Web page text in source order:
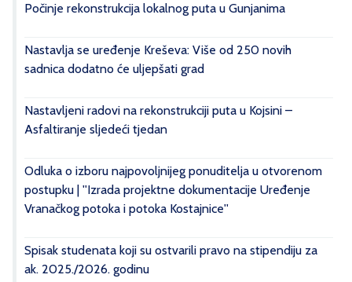
Počinje rekonstrukcija lokalnog puta u Gunjanima
Nastavlja se uređenje Kreševa: Više od 250 novih
sadnica dodatno će uljepšati grad
Nastavljeni radovi na rekonstrukciji puta u Kojsini –
Asfaltiranje sljedeći tjedan
Odluka o izboru najpovoljnijeg ponuditelja u otvorenom
postupku | ''Izrada projektne dokumentacije Uređenje
Vranačkog potoka i potoka Kostajnice''
Spisak studenata koji su ostvarili pravo na stipendiju za
ak. 2025./2026. godinu